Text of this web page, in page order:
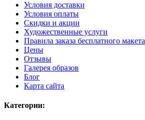
Условия доставки
Условия оплаты
Скидки и акции
Художественные услуги
Правила заказа бесплатного макета
Цены
Отзывы
Галерея образов
Блог
Карта сайта
Категории: